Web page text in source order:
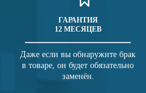
ГАРАНТИЯ
12 МЕСЯЦЕВ
Даже если вы обнаружите брак
в товаре, он будет обязательно
заменён.